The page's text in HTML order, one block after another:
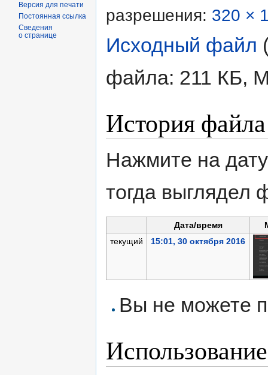
разрешения: 320 ×
Исходный файл
файла: 211 КБ,
История файла
Нажмите на
тогда выглядел
Дата/время
текущий
15:01, 30 октября 2016
Вы не можете
Версия для печати
Постоянная ссылка
Сведения
о странице